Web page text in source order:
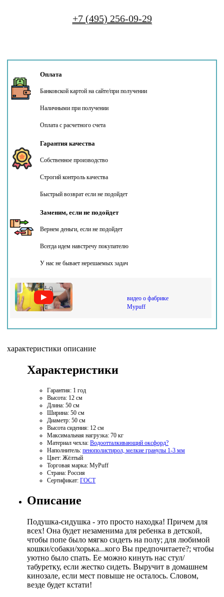
+7 (495) 256-09-29
Оплата
Банковской картой на сайте/при получении
Наличными при получении
Оплата с расчетного счета
Гарантия качества
Собственное производство
Строгий контроль качества
Быстрый возврат если не подойдет
Заменим, если не подойдет
Вернем деньги, если не подойдет
Всегда идем навстречу покупателю
У нас не бывает нерешаемых задач
видео о фабрике
Mypuff
характеристики описание
Характеристики
Гарантия: 1 год
Высота: 12 см
Длина: 50 см
Ширина: 50 см
Диаметр: 50 см
Высота сидения: 12 см
Максимальная нагрузка: 70 кг
Материал чехла: Водоотталкивающий оксфорд?
Наполнитель: пенополистирол, мелкие гранулы 1-3 мм
Цвет: Жёлтый
Торговая марка: MyPuff
Страна: Россия
Сертификат: ГОСТ
Описание
Подушка-сидушка - это просто находка! Причем для
всех! Она будет незаменима для ребенка в детской,
чтобы попе было мягко сидеть на полу; для любимой
кошки/собаки/хорька...кого Вы предпочитаете?; чтобы
уютно было спать. Ее можно кинуть нас стул/
табуретку, если жестко сидеть. Выручит в домашнем
кинозале, если мест повыше не осталось. Словом,
везде будет кстати!